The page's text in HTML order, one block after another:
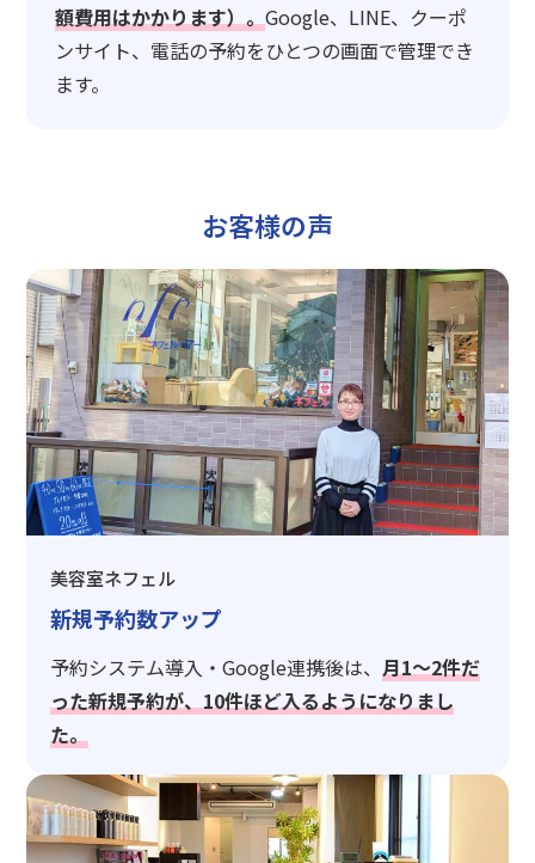
額費用はかかります）。Google、LINE、クーポ
ンサイト、電話の予約をひとつの画面で管理でき
ます。
お客様の声
美容室ネフェル
新規予約数アップ
予約システム導入・Google連携後は、 月1〜2件だ
った新規予約が、10件ほど入るようになりまし
た。